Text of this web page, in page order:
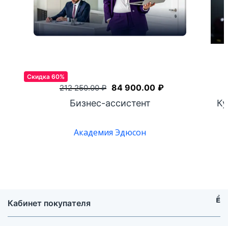
Скидка 60%
Бизнес-ассистент
Академия Эдюсон
212 250.00 ₽ 84 900.00 ₽
Кабинет покупателя